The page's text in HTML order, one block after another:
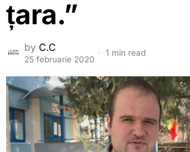
țara.”
by C.C
25 februarie 2020
1 min read